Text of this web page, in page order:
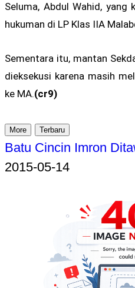
Seluma, Abdul Wahid, yang
hukuman di LP Klas IIA
Sementara itu, mantan
dieksekusi karena masih
ke MA.(cr9)
More Terbaru
Batu Cincin Imron
2015-05-14